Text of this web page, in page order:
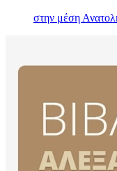
στην μέση